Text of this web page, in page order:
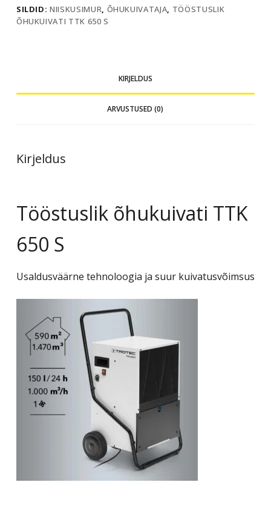
SILDID:NIISKUSIMUR, ÕHUKUIVATAJA, TÖÖSTUSLIK
ÕHUKUIVATI TTK 650 S
KIRJELDUS
ARVUSTUSED (0)
Kirjeldus
Tööstuslik õhukuivati TTK
650 S
Usaldusväärne tehnoloogia ja suur kuivatusvõimsus